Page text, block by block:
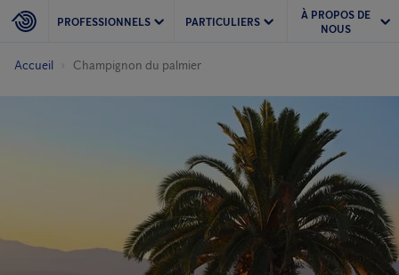
PROFESSIONNELS PARTICULIERS
À PROPOS DE
NOUS
Accueil Champignon du palmier